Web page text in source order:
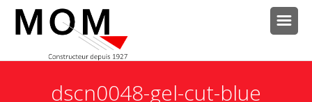
dscn0048-gel-cut-blue